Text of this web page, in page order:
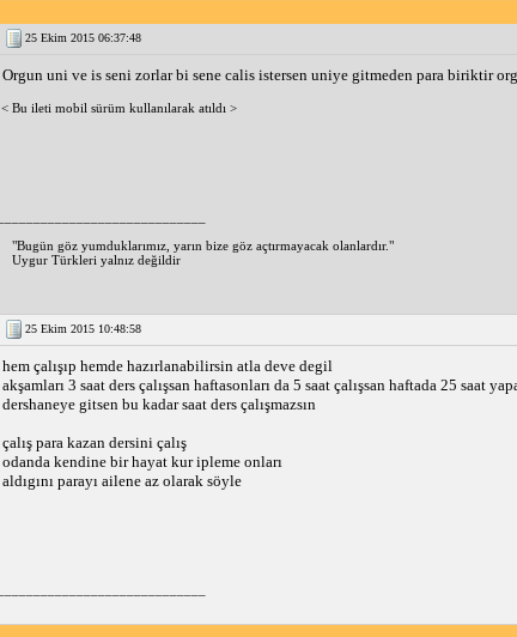
25 Ekim 2015 06:37:48
Orgun uni ve is seni zorlar bi sene calis istersen uniye gitmeden para biriktir
< Bu ileti mobil sürüm kullanılarak atıldı >
"Bugün göz yumduklarımız, yarın bize göz açtırmayacak olanlardır."
Uygur Türkleri yalnız değildir
25 Ekim 2015 10:48:58
hem çalışıp hemde hazırlanabilirsin atla deve degil
akşamları 3 saat ders çalışsan haftasonları da 5 saat çalışsan haftada 25 saat
dershaneye gitsen bu kadar saat ders çalışmazsın
çalış para kazan dersini çalış
odanda kendine bir hayat kur ipleme onları
aldıgını parayı ailene az olarak söyle